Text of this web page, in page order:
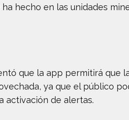
hecho en las unidades
que la app permitirá que
ya que el público
activación de alertas.